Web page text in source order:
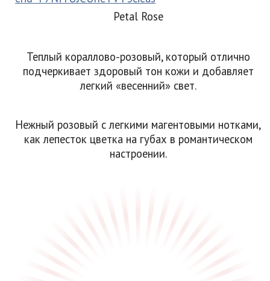
Petal Rose
Теплый кораллово-розовый, который отлично
подчеркивает здоровый тон кожи и добавляет
легкий «весенний» свет.
Нежный розовый с легкими магентовыми нотками,
как лепесток цветка на губах в романтическом
настроении.